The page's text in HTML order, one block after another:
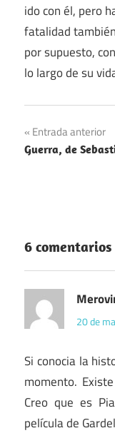
ido con él, pero
fatalidad
por supuesto,
lo largo de su
Navegación
de
Entrada anterior
Guerra, de
6 comentarios
20 de
Si conocia la
momento.
Creo que es
película de